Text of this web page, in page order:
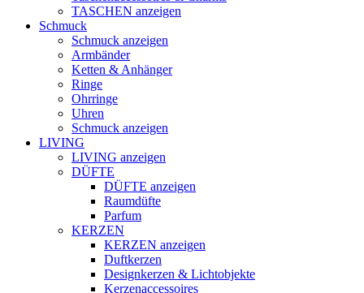
TASCHEN anzeigen
Schmuck
Schmuck anzeigen
Armbänder
Ketten & Anhänger
Ringe
Ohrringe
Uhren
Schmuck anzeigen
LIVING
LIVING anzeigen
DÜFTE
DÜFTE anzeigen
Raumdüfte
Parfum
KERZEN
KERZEN anzeigen
Duftkerzen
Designkerzen & Lichtobjekte
Kerzenaccessoires